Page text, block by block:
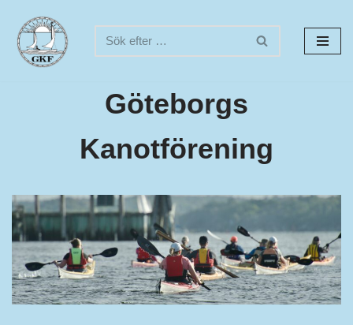
Hoppa
till
Göteborgs
Kanotförening